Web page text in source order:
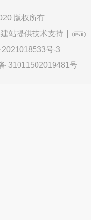
版权所有
建站提供技术支持
号-3
31011502019481号